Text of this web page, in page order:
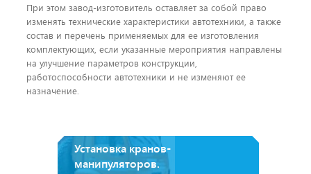
При этом завод-изготовитель оставляет за собой право
изменять технические характеристики автотехники, а также
состав и перечень применяемых для ее изготовления
комплектующих, если указанные мероприятия направлены
на улучшение параметров конструкции,
работоспособности автотехники и не изменяют ее
назначение.
Установка кранов-
манипуляторов.